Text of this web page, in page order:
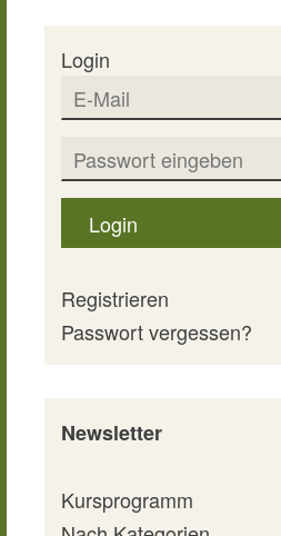
Login
Login
Registrieren
Passwort vergessen?
Newsletter
Kursprogramm